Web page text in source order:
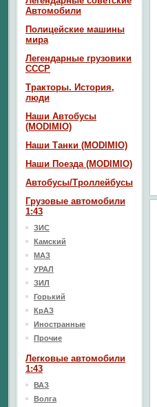
Автомобили
Полицейские машины
мира
Легендарные грузовики
СССР
Тракторы. История,
люди
Наши Автобусы
(MODIMIO)
Наши Танки (MODIMIO)
Наши Поезда (MODIMIO)
Автобусы/Троллейбусы
Грузовые автомобили
1:43
ЗИС
Камский
МАЗ
УРАЛ
ЗИЛ
Горький
КрАЗ
Иностранные
Прочие
Легковые автомобили
1:43
ВАЗ
Волга